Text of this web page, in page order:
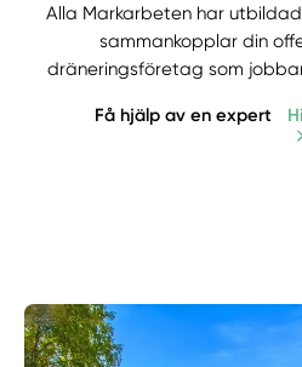
Alla Markarbeten har
sammankopplar din
dräneringsföretag som
Få hjälp av en expert